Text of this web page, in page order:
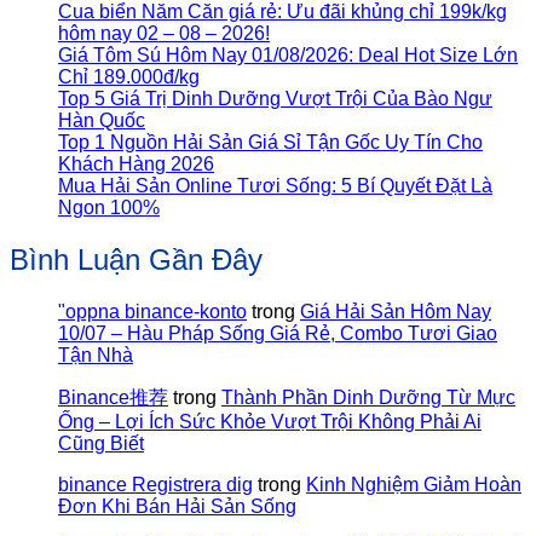
Cua biển Năm Căn giá rẻ: Ưu đãi khủng chỉ 199k/kg
hôm nay 02 – 08 – 2026!
Giá Tôm Sú Hôm Nay 01/08/2026: Deal Hot Size Lớn
Chỉ 189.000đ/kg
Top 5 Giá Trị Dinh Dưỡng Vượt Trội Của Bào Ngư
Hàn Quốc
Top 1 Nguồn Hải Sản Giá Sỉ Tận Gốc Uy Tín Cho
Khách Hàng 2026
Mua Hải Sản Online Tươi Sống: 5 Bí Quyết Đặt Là
Ngon 100%
Bình Luận Gần Đây
"oppna binance-konto trong Giá Hải Sản Hôm Nay
10/07 – Hàu Pháp Sống Giá Rẻ, Combo Tươi Giao
Tận Nhà
Binance推荐 trong Thành Phần Dinh Dưỡng Từ Mực
Ống – Lợi Ích Sức Khỏe Vượt Trội Không Phải Ai
Cũng Biết
binance Registrera dig trong Kinh Nghiệm Giảm Hoàn
Đơn Khi Bán Hải Sản Sống